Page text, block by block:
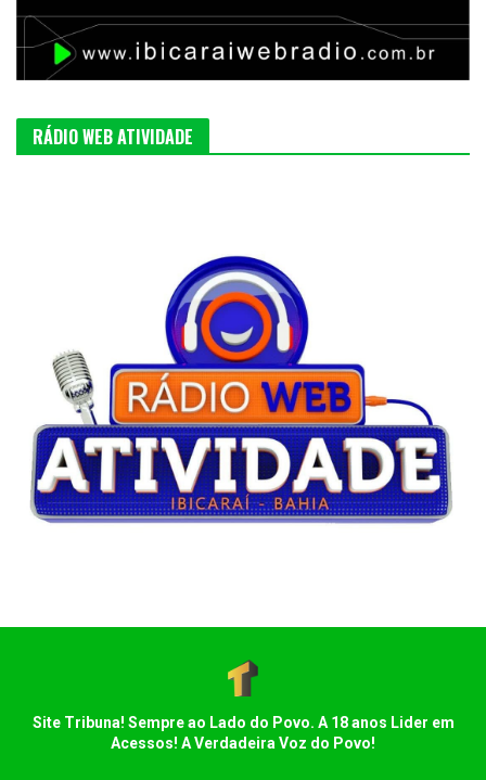
RÁDIO WEB ATIVIDADE
Site Tribuna! Sempre ao Lado do Povo. A 18 anos Lider em
Acessos! A Verdadeira Voz do Povo!